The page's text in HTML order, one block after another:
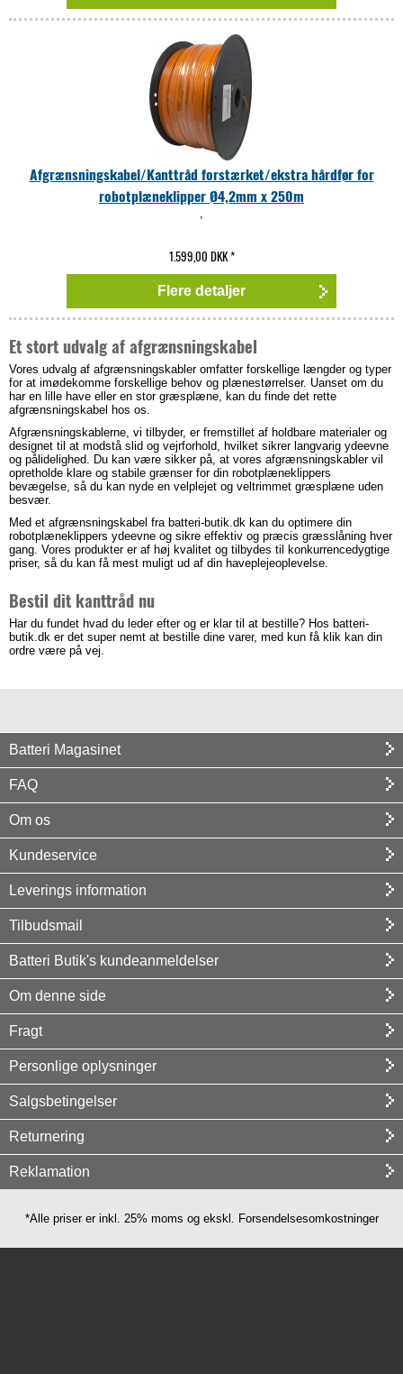
Afgrænsningskabel/Kanttråd forstærket/ekstra hårdfør for
robotplæneklipper Ø4,2mm x 250m
,
1.599,00 DKK*
Flere detaljer
Et stort udvalg af afgrænsningskabel
Vores udvalg af afgrænsningskabler omfatter forskellige længder og typer
for at imødekomme forskellige behov og plænestørrelser. Uanset om du
har en lille have eller en stor græsplæne, kan du finde det rette
afgrænsningskabel hos os.
Afgrænsningskablerne, vi tilbyder, er fremstillet af holdbare materialer og
designet til at modstå slid og vejrforhold, hvilket sikrer langvarig ydeevne
og pålidelighed. Du kan være sikker på, at vores afgrænsningskabler vil
opretholde klare og stabile grænser for din robotplæneklippers
bevægelse, så du kan nyde en velplejet og veltrimmet græsplæne uden
besvær.
Med et afgrænsningskabel fra batteri-butik.dk kan du optimere din
robotplæneklippers ydeevne og sikre effektiv og præcis græsslåning hver
gang. Vores produkter er af høj kvalitet og tilbydes til konkurrencedygtige
priser, så du kan få mest muligt ud af din haveplejeoplevelse.
Bestil dit kanttråd nu
Har du fundet hvad du leder efter og er klar til at bestille? Hos batteri-
butik.dk er det super nemt at bestille dine varer, med kun få klik kan din
ordre være på vej.
Batteri Magasinet
FAQ
Om os
Kundeservice
Leverings information
Tilbudsmail
Batteri Butik's kundeanmeldelser
Om denne side
Fragt
Personlige oplysninger
Salgsbetingelser
Returnering
Reklamation
*Alle priser er inkl. 25% moms og ekskl. Forsendelsesomkostninger